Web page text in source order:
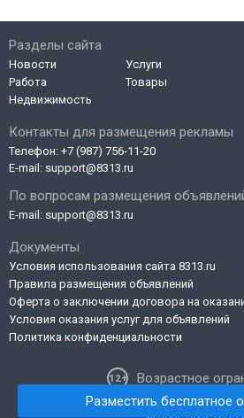
Контакты для размещения рекламы
Телефон: +7 (987) 756-11-20
E-mail: support@8313.ru
По вопросам размещения
E-mail: support@8313.ru
Документы
Условия использования сайта 8313.ru
Правила размещения объявлений
Оферта о заключении договора на
Условия оказания услуг для объявлений
Политика конфиденциальности
Возрастное
Разделы сайта
Новости
Работа
Недвижимость
Услуги
Товары
Разместить бесплатное